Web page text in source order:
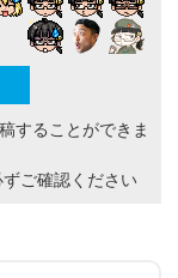
することができま
ずご確認ください